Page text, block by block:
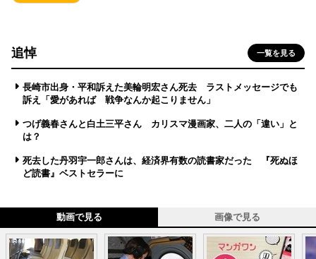
追悼 一覧を見る
長崎市出身・平和訴えた美輪明宏さん死去 ラストメッセージでも
訴え「愛があれば 戦争なんか起こりません」
つげ義春さんと白土三平さん カリスマ漫画家、二人の「違い」と
は？
死去した丹羽宇一郎さんは、経済界有数の読書家だった 『死ぬほ
ど読書』ベストセラーに
動画で見る 画像で見る